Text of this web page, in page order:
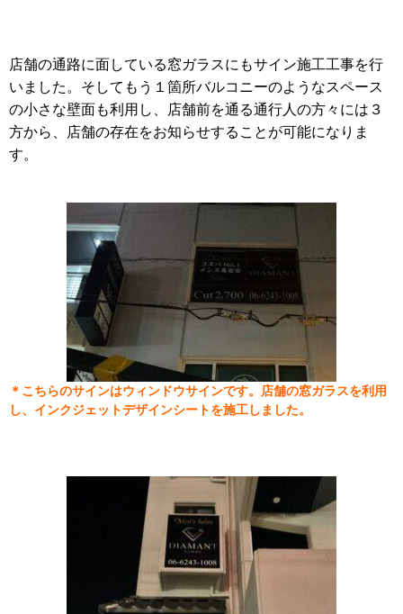
店舗の通路に面している窓ガラスにもサイン施工工事を行
いました。 そしてもう１箇所バルコニーのようなスペース
の小さな壁面も利用し、店舗前を通る通行人の方々には ３
方から、店舗の存在をお知らせすることが可能になりま
す。
＊こちらのサインはウィンドウサインです。店舗の窓ガラスを利用
し、インクジェットデザインシートを施工しました。